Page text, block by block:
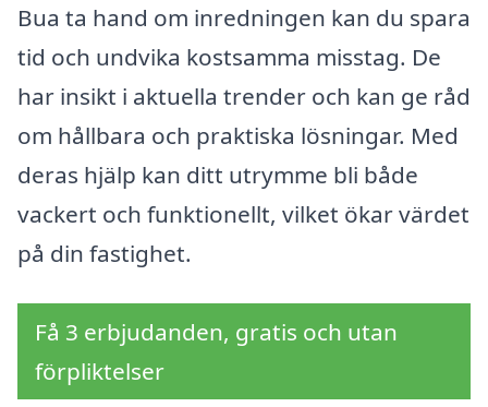
Bua ta hand om inredningen kan du spara
tid och undvika kostsamma misstag. De
har insikt i aktuella trender och kan ge råd
om hållbara och praktiska lösningar. Med
deras hjälp kan ditt utrymme bli både
vackert och funktionellt, vilket ökar värdet
på din fastighet.
Få 3 erbjudanden, gratis och utan
förpliktelser